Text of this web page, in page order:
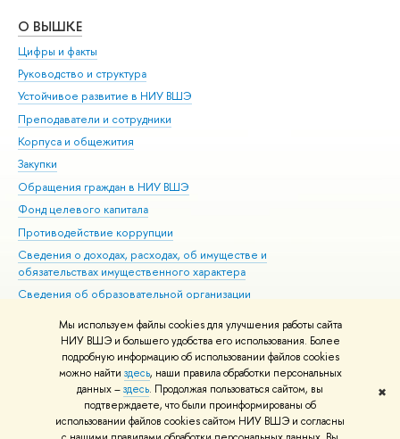
Мы используем файлы cookies для улучшения работы сайта
НИУ ВШЭ и большего удобства его использования. Более
подробную информацию об использовании файлов cookies
можно найти здесь, наши правила обработки персональных
данных –здесь. Продолжая пользоваться сайтом, вы
подтверждаете, что были проинформированы об
использовании файлов cookies сайтом НИУ ВШЭ и согласны
✖
О ВЫШКЕ
Цифры и факты
Руководство и структура
Устойчивое развитие в НИУ ВШЭ
Преподаватели и сотрудники
Корпуса и общежития
Закупки
Обращения граждан в НИУ ВШЭ
Фонд целевого капитала
Противодействие коррупции
Сведения о доходах, расходах, об имуществе и
обязательствах имущественного характера
Сведения об образовательной организации
Людям с ограниченными возможностями здоровья
Единая платежная страница
Работа в Вышке
© НИУ ВШЭ 1993–2026 Адреса и контакты Условия использования